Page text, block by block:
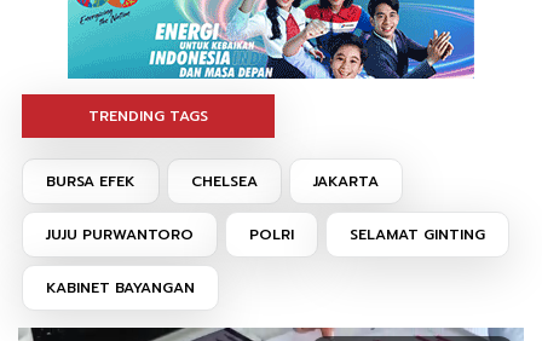
TRENDING TAGS
BURSA EFEK CHELSEA JAKARTA
JUJU PURWANTORO POLRI SELAMAT GINTING
KABINET BAYANGAN